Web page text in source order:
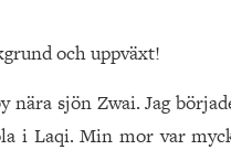
och uppväxt!
nära sjön Zwai. Jag
i Laqi. Min mor var